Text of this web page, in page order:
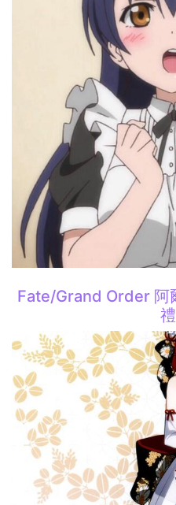
Fate/Grand Order 阿